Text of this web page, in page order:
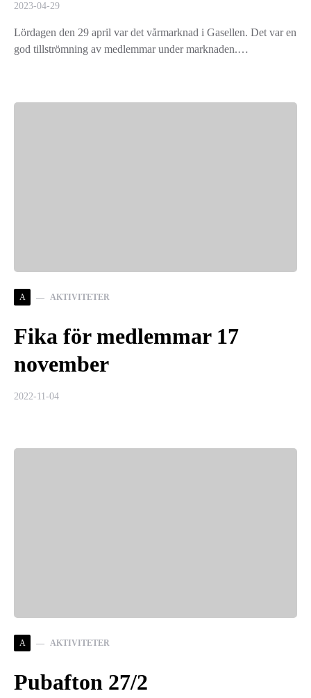
2023-04-29
Lördagen den 29 april var det vårmarknad i Gasellen. Det var en
god tillströmning av medlemmar under marknaden.…
A AKTIVITETER
Fika för medlemmar 17
november
2022-11-04
A AKTIVITETER
Pubafton 27/2